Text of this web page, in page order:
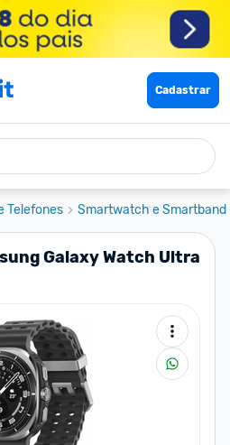
Cadastrar
Telefones Smartwatch e Smartband
Galaxy Watch Ultra